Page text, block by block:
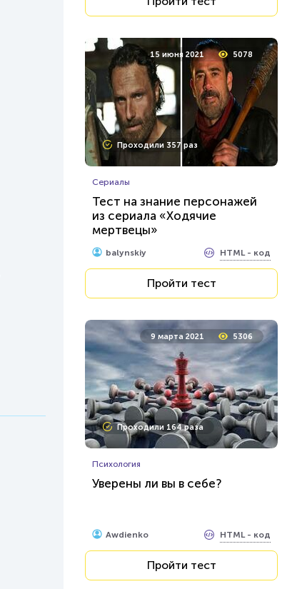
15 июня 2021 5078
Проходили 357 раз
Сериалы
Тест на знание персонажей
из сериала «Ходячие
мертвецы»
balynskiy HTML - код
Пройти тест
9 марта 2021 5306
Проходили 164 раза
Психология
Уверены ли вы в себе?
Awdienko HTML - код
Пройти тест